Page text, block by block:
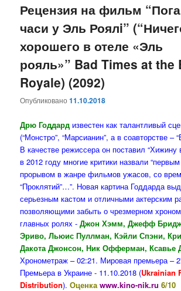
Рецензия на фильм
часи у Эль Роялi”
хорошего в отеле «Эль
рояль»” Bad Times at the
Royale) (2092)
Опубликовано11.10.2018
Дрю Годдард известен как талантливый
(“Монстро”, “Марсианин”, а в соавторстве –
В качестве режиссера он поставил “Хижину
в 2012 году многие критики назвали
прорывом в жанре фильмов ужасов, со
“Проклятий”…”. Новая картина Годдарда
серьезным кастом и отличными актерским
позволяющими забыть о чрезмерном
главных ролях - Джон Хэмм, Джефф
Эриво, Льюис Пуллман, Кэйли Спэни,
Дакота Джонсон, Ник Офферман, Ксавье
Хронометраж – 02:21. Мировая премьера –
Премьера в Украине - 11.10.2018 (Ukrainian
Distribution).Оценка www.kino-nik.ru6/10